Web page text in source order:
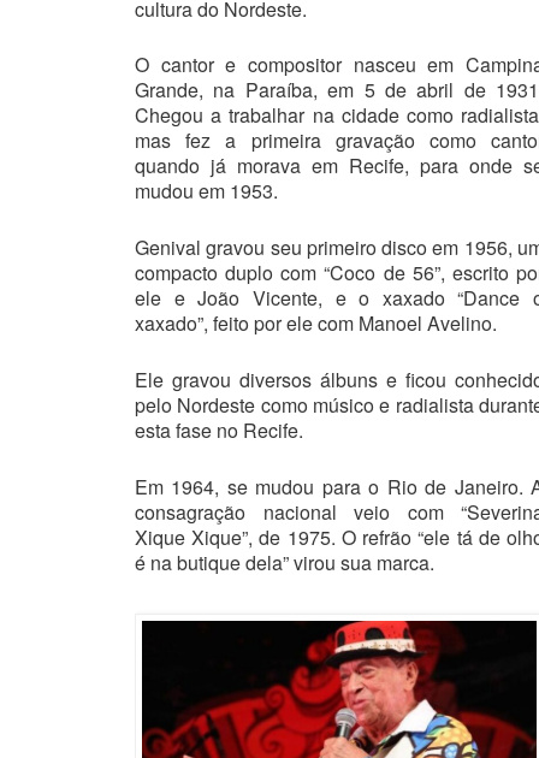
cultura do Nordeste.
O cantor e compositor nasceu em
Grande, na Paraíba, em 5 de abril de
Chegou a trabalhar na cidade como
mas fez a primeira gravação como
quando já morava em Recife, para onde
mudou em 1953.
Genival gravou seu primeiro disco em 1956,
compacto duplo com “Coco de 56”, escrito
ele e João Vicente, e o xaxado “Dance
xaxado”, feito por ele com Manoel Avelino.
Ele gravou diversos álbuns e ficou
pelo Nordeste como músico e radialista
esta fase no Recife.
Em 1964, se mudou para o Rio de Janeiro.
consagração nacional veio com
Xique Xique”, de 1975. O refrão “ele tá de
é na butique dela” virou sua marca.